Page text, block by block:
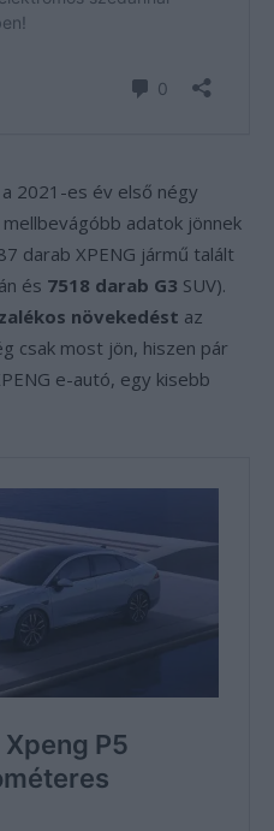
2021-es év első négy
adatok jönnek
darab XPENG jármű talált
és 7518 darab G3 SUV).
növekedést az
csak most jön, hiszen pár
e-autó, egy kisebb